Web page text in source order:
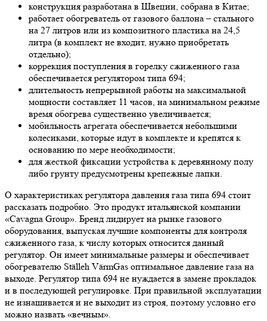
конструкция разработана в Швеции, собрана в Китае;
работает обогреватель от газового баллона – стального
на 27 литров или из композитного пластика на 24,5
литра (в комплект не входит, нужно приобретать
отдельно);
коррекция поступления в горелку сжиженного газа
обеспечивается регулятором типа 694;
длительность непрерывной работы на максимальной
мощности составляет 11 часов, на минимальном режиме
время обогрева существенно увеличивается;
мобильность агрегата обеспечивается небольшими
колесиками, которые идут в комплекте и крепятся к
основанию по мере необходимости;
для жесткой фиксации устройства к деревянному полу
либо грунту предусмотрены крепежные лапки.
О характеристиках регулятора давления газа типа 694 стоит
рассказать подробно. Это продукт итальянской компании
«Cavagna Group». Бренд лидирует на рынке газового
оборудования, выпуская лучшие компоненты для контроля
сжиженного газа, к числу которых относится данный
регулятор. Он имеет минимальные размеры и обеспечивает
обогревателю Ställeh VärmGas оптимальное давление газа на
выходе. Регулятор типа 694 не нуждается в замене прокладок
и в последующей регулировке. При правильной эксплуатации
не изнашивается и не выходит из строя, поэтому условно его
можно назвать «вечным».